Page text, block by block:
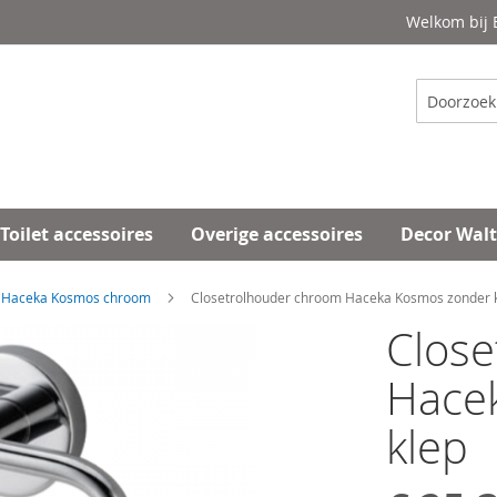
Welkom bij
Zoeken
Toilet accessoires Overige accessoires Decor
Haceka Kosmos chroom Closetrolhouder chroom Haceka Kosmos zonder
klep